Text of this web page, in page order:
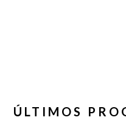
ÚLTIMOS